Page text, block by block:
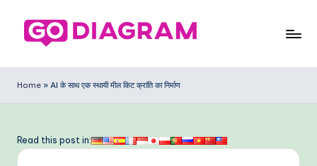
o
ia
g
Home » AI के साथ एक स्थायी मील किट क्रांति का निर्माण
Read this post in: